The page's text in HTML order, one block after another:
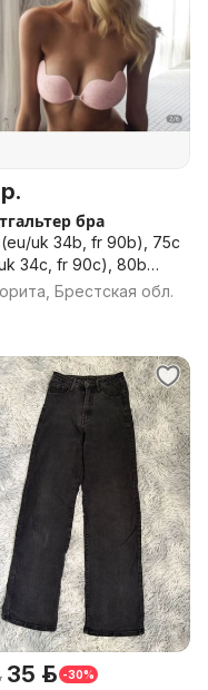
бра
uk 34b, fr 90b), 75c
34c, fr 90c), 80b
36b, fr 95b), 80c
36c, fr 95c)
Брестская обл.
35 р. -30%